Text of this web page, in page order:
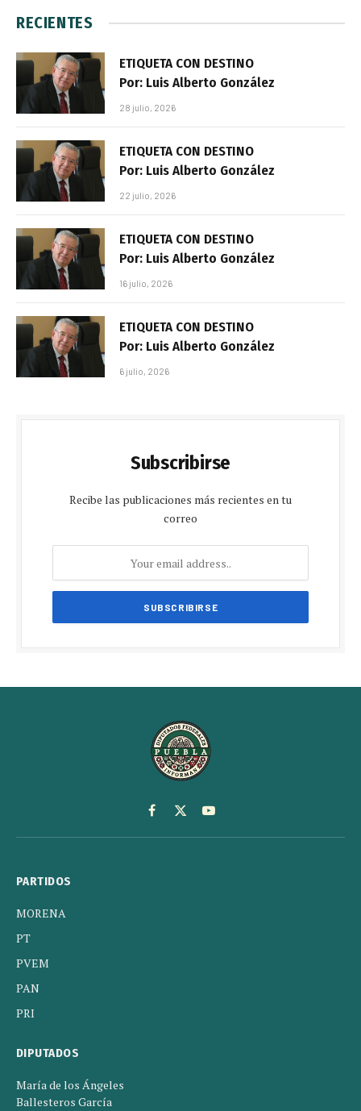
RECIENTES
ETIQUETA CON DESTINO
Por: Luis Alberto González
28 julio, 2026
ETIQUETA CON DESTINO
Por: Luis Alberto González
22 julio, 2026
ETIQUETA CON DESTINO
Por: Luis Alberto González
16 julio, 2026
ETIQUETA CON DESTINO
Por: Luis Alberto González
6 julio, 2026
Subscribirse
Recibe las publicaciones más recientes en tu
correo
Facebook
X
(Twitter)
YouTube
PARTIDOS
MORENA
PT
PVEM
PAN
PRI
DIPUTADOS
María de los Ángeles
Ballesteros García